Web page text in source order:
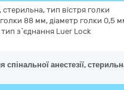
стерильна, тип вістря голки
88 мм, діаметр голки 0,5
з`єднання Luer Lock
спінальної анестезії,